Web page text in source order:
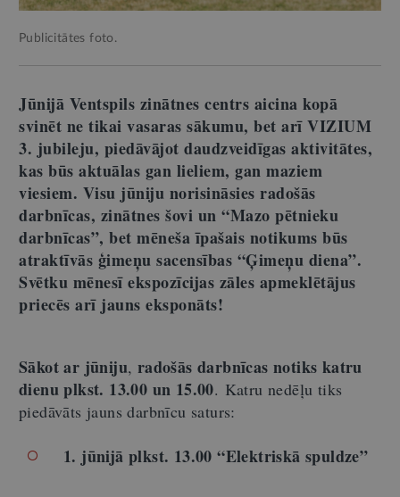
Publicitātes foto.
Jūnijā Ventspils zinātnes centrs aicina kopā
svinēt ne tikai vasaras sākumu, bet arī VIZIUM
3. jubileju, piedāvājot daudzveidīgas aktivitātes,
kas būs aktuālas gan lieliem, gan maziem
viesiem. Visu jūniju norisināsies radošās
darbnīcas, zinātnes šovi un “Mazo pētnieku
darbnīcas”, bet mēneša īpašais notikums būs
atraktīvās ģimeņu sacensības “Ģimeņu diena”.
Svētku mēnesī ekspozīcijas zāles apmeklētājus
priecēs arī jauns eksponāts!
Sākot ar jūniju, radošās darbnīcas notiks katru
dienu plkst. 13.00 un 15.00. Katru nedēļu tiks
piedāvāts jauns darbnīcu saturs:
1. jūnijā plkst. 13.00“Elektriskā spuldze”